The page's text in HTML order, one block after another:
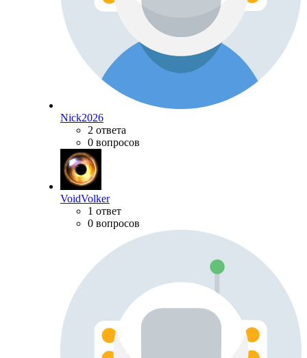
Nick2026
2 ответа
0 вопросов
VoidVolker
1 ответ
0 вопросов